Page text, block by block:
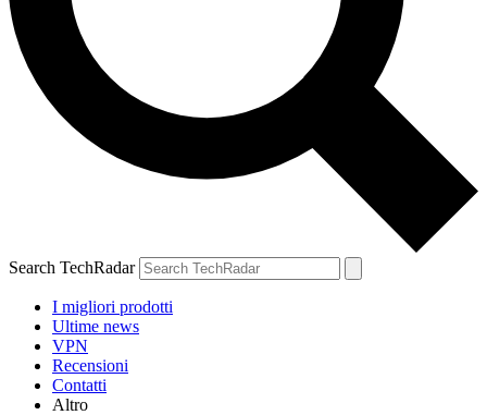
Search TechRadar
I migliori prodotti
Ultime news
VPN
Recensioni
Contatti
Altro